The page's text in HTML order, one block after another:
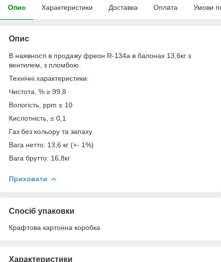
Опис Характеристики Доставка Оплата Умови
Опис
В наявності в продажу фреон R-134a в балонах 13,6кг з
вентилем, з пломбою.
Технічні характеристики:
Чистота, % ≥ 99,8
Вологість, ppm ≤ 10
Кислотність, ≤ 0,1
Газ без кольору та запаху
Вага нетто: 13,6 кг (+- 1%)
Вага брутто: 16,8кг
Приховати
Спосіб упаковки
Крафтова картонна коробка
Характеристики